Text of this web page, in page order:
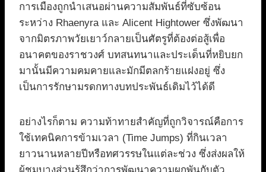
การเมืองถูกนำเสนอผ่านความสัมพันธ์ที่ซับซ้อน
ระหว่าง Rhaenyra และ Alicent Hightower ซึ่งพัฒนา
จากมิตรภาพวัยเยาว์กลายเป็นศัตรูที่ต้องต่อสู้เพื่อ
อนาคตของราชวงศ์ บทสนทนาและประเด็นที่หยิบยก
มานั้นมีความคมคายและมักมีตลกร้ายแฝงอยู่ ซึ่ง
เป็นการรักษามรดกทางบทประพันธ์เดิมไว้ได้ดี
อย่างไรก็ตาม ความท้าทายสำคัญที่ถูกวิจารณ์คือการ
ใช้เทคนิคการข้ามเวลา (Time Jumps) ที่กินเวลา
ยาวนานหลายปีหรือทศวรรษในแต่ละช่วง ซึ่งส่งผลให้
ผู้ชมบางส่วนรู้สึกว่าการพัฒนาความผูกพันกับตัว